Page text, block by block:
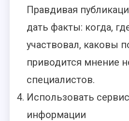
Правдивая
дать факты: когда,
участвовал, каковы
приводится мнение
специалистов.
Использовать
информации